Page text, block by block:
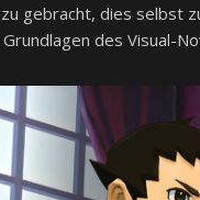
gebracht, dies selbst
des Visual-